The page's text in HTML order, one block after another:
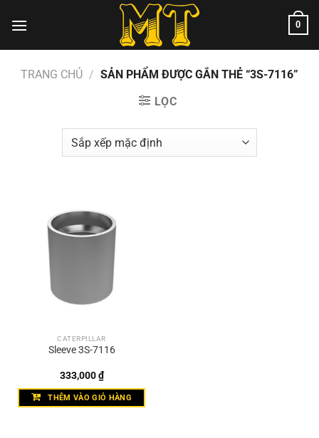
đến
0
TRANG CHỦ / SẢN PHẨM ĐƯỢC GẮN THẺ “3S-7116”
LỌC
CATERPILLAR
Sleeve 3S-7116
333,000₫
THÊM VÀO GIỎ HÀNG